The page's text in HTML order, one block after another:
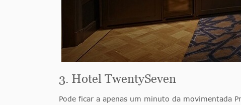
3. Hotel TwentySeven
Pode ficar a apenas um minuto da movimentada